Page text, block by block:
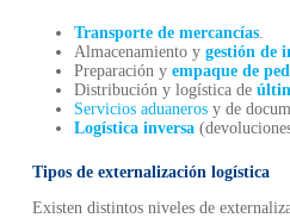
Transporte de mercancías.
Almacenamiento y gestión de
Preparación y empaque de
Distribución y logística de
Servicios aduanerosy de
Logística inversa
Tipos de externalización logística
Existen distintos niveles de